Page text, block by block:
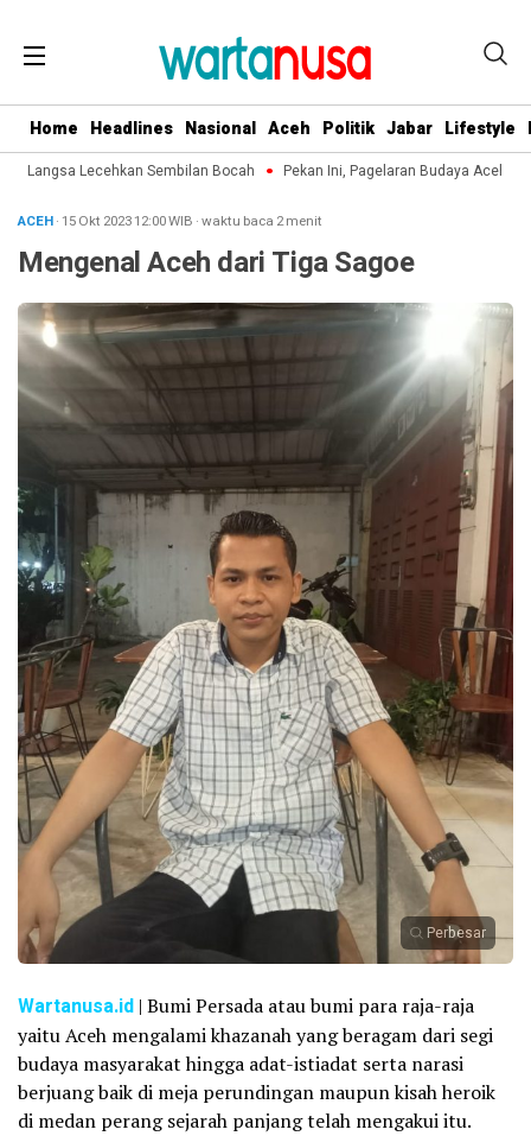
Home Headlines Nasional Aceh Politik Jabar Lifestyle
Langsa Lecehkan Sembilan Bocah Pekan Ini, Pagelaran Budaya Aceh
ACEH· 15 Okt 202312:00WIB ·waktu baca 2 menit
Mengenal Aceh dari Tiga Sagoe
Perbesar
Wartanusa.id | Bumi Persada atau bumi para raja-raja
yaitu Aceh mengalami khazanah yang beragam dari segi
budaya masyarakat hingga adat-istiadat serta narasi
berjuang baik di meja perundingan maupun kisah heroik
di medan perang sejarah panjang telah mengakui itu.